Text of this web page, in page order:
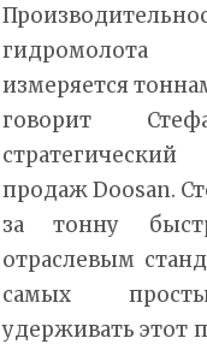
гидромолота
измеряется
говорит
продаж Doosan.
за тонну
отраслевым
самых
удерживать этот